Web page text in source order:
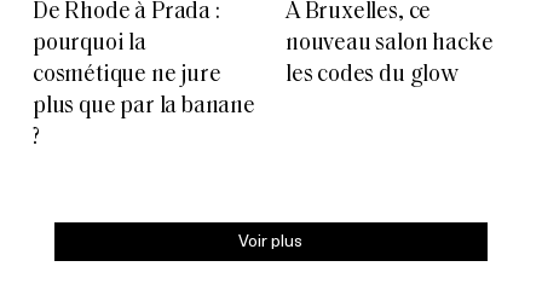
De Rhode à Prada :
pourquoi la
cosmétique ne jure
plus que par la banane
?
À Bruxelles, ce
nouveau salon hacke
les codes du glow
Voir plus